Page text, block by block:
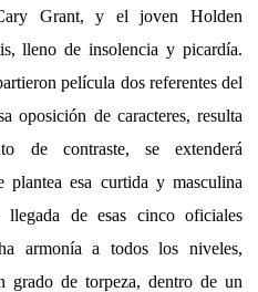
Grant, y el joven Holden
lleno de insolencia y picardía.
película dos referentes del
oposición de caracteres, resulta
de contraste, se extenderá
plantea esa curtida y masculina
de esas cinco oficiales
armonía a todos los niveles,
grado de torpeza, dentro de un